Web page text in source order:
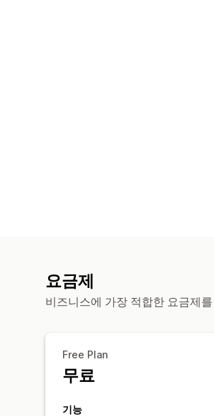
요금제
비즈니스에 가장 적합한 요금제
Free Plan
무료
기능